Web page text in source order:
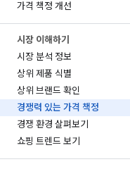
가격 책정 개선
시장 이해하기
시장 분석 정보
상위 제품 식별
상위 브랜드 확인
경쟁력 있는 가격 책정
경쟁 환경 살펴보기
쇼핑 트렌드 보기